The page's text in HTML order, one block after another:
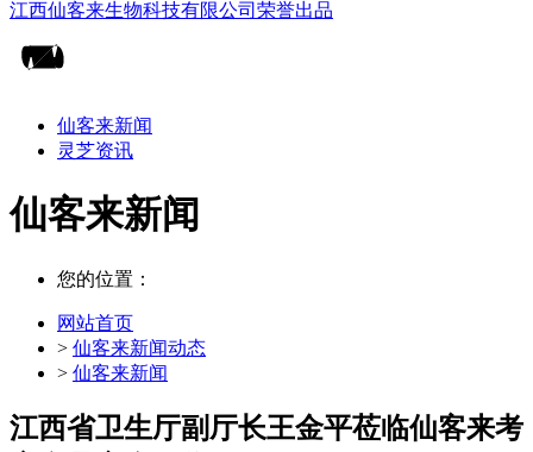
仙客来新闻
灵芝资讯
仙客来新闻
您的位置：
网站首页
> 仙客来新闻动态
> 仙客来新闻
江西省卫生厅副厅长王金平莅临仙客来考